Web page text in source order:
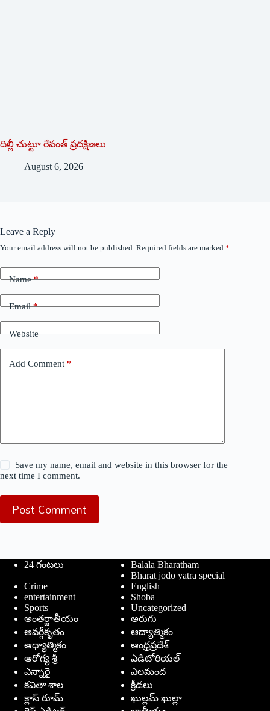
దిల్లీ చుట్టూ రేవంత్ ప్ర‌ద‌క్షిణ‌లు
August 6, 2026
Leave a Reply
Your email address will not be published. Required fields are marked *
Name*
Email*
Website
Add Comment *
Save my name, email and website in this browser for the
next time I comment.
Post Comment
24 గంటలు
Balala Bharatham
Bharat jodo yatra special
Crime
English
entertainment
Shoba
Sports
Uncategorized
అంతర్జాతీయం
అరుగు
అవర్గీకృతం
ఆద్యాత్మికం
ఆధ్యాత్మికం
ఆంధ్రప్రదేశ్
ఆరోగ్య శ్రీ
ఎడిటోరియల్
ఎన్నారై
ఎలమంద
కవితా శాల
క్రీడలు
క్లాస్ రూమ్
ఖుల్లమ్ ఖుల్లా